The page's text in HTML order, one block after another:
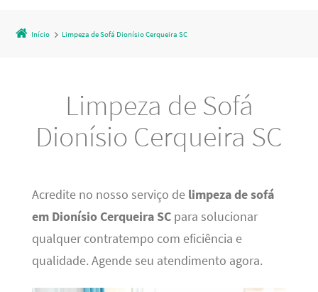
Início Limpeza de Sofá Dionísio Cerqueira SC
Limpeza de Sofá
Dionísio Cerqueira SC
Acredite no nosso serviço de limpeza de sofá
em Dionísio Cerqueira SCpara solucionar
qualquer contratempo com eficiência e
qualidade. Agende seu atendimento agora.